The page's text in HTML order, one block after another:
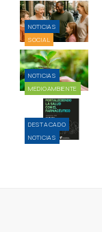
NOTICIAS
SOCIAL
NOTICIAS
MEDIOAMBIENTE
DESTACADO
NOTICIAS